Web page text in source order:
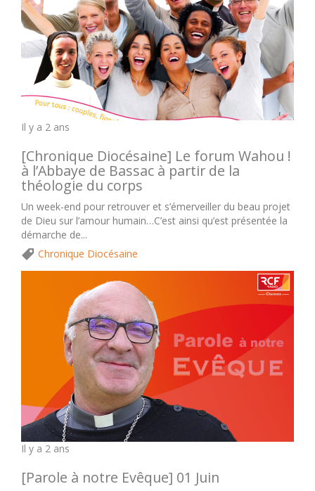
Il y a 2 ans
[Chronique Diocésaine] Le forum Wahou !
à l’Abbaye de Bassac à partir de la
théologie du corps
Un week-end pour retrouver et s’émerveiller du beau projet
de Dieu sur l’amour humain…C’est ainsi qu’est présentée la
démarche de...
Chronique Diocésaine
Il y a 2 ans
[Parole à notre Evêque] 01 Juin